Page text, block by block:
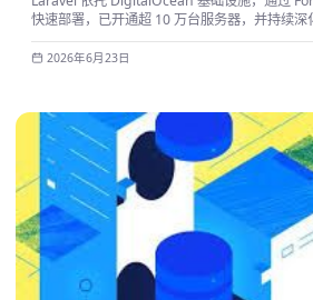
快速部署，已开通超 10 万台服务器，并持续
成。
2026年6月23日